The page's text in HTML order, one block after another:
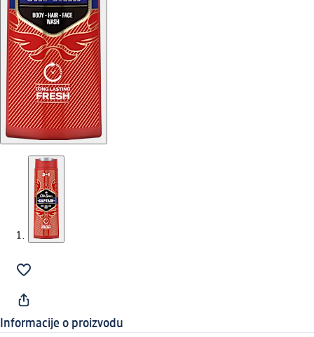
Informacije o proizvodu